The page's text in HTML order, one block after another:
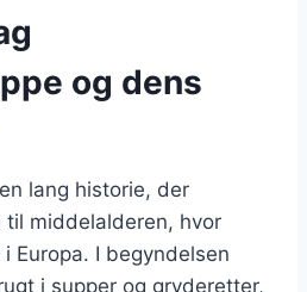
og dens
lang historie, der
middelalderen, hvor
Europa. I begyndelsen
i supper og gryderetter,